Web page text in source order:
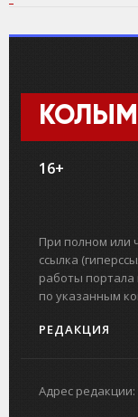
16+
При полном или
ссылка
работы
по указанным
РЕДАКЦИЯ
Адрес редакции: